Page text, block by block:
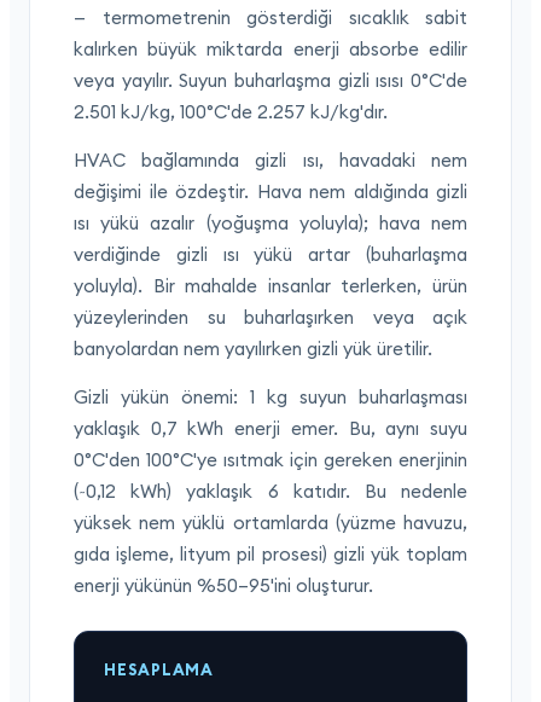
— termometrenin gösterdiği sıcaklık sabit
kalırken büyük miktarda enerji absorbe edilir
veya yayılır. Suyun buharlaşma gizli ısısı 0°C'de
2.501 kJ/kg, 100°C'de 2.257 kJ/kg'dır.
HVAC bağlamında gizli ısı, havadaki nem
değişimi ile özdeştir. Hava nem aldığında gizli
ısı yükü azalır (yoğuşma yoluyla); hava nem
verdiğinde gizli ısı yükü artar (buharlaşma
yoluyla). Bir mahalde insanlar terlerken, ürün
yüzeylerinden su buharlaşırken veya açık
banyolardan nem yayılırken gizli yük üretilir.
Gizli yükün önemi: 1 kg suyun buharlaşması
yaklaşık 0,7 kWh enerji emer. Bu, aynı suyu
0°C'den 100°C'ye ısıtmak için gereken enerjinin
(~0,12 kWh) yaklaşık 6 katıdır. Bu nedenle
yüksek nem yüklü ortamlarda (yüzme havuzu,
gıda işleme, lityum pil prosesi) gizli yük toplam
enerji yükünün %50–95'ini oluşturur.
HESAPLAMA